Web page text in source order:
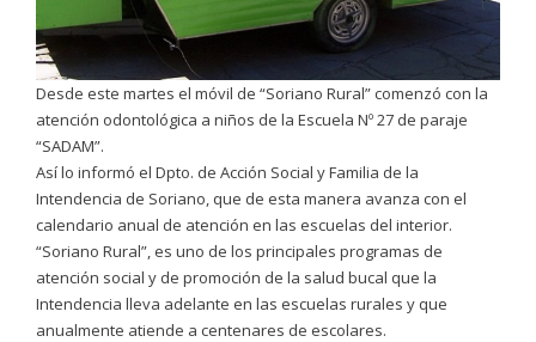
Desde este martes el móvil de “Soriano Rural” comenzó con la
atención odontológica a niños de la Escuela Nº 27 de paraje
“SADAM”.
Así lo informó el Dpto. de Acción Social y Familia de la
Intendencia de Soriano, que de esta manera avanza con el
calendario anual de atención en las escuelas del interior.
“Soriano Rural”, es uno de los principales programas de
atención social y de promoción de la salud bucal que la
Intendencia lleva adelante en las escuelas rurales y que
anualmente atiende a centenares de escolares.